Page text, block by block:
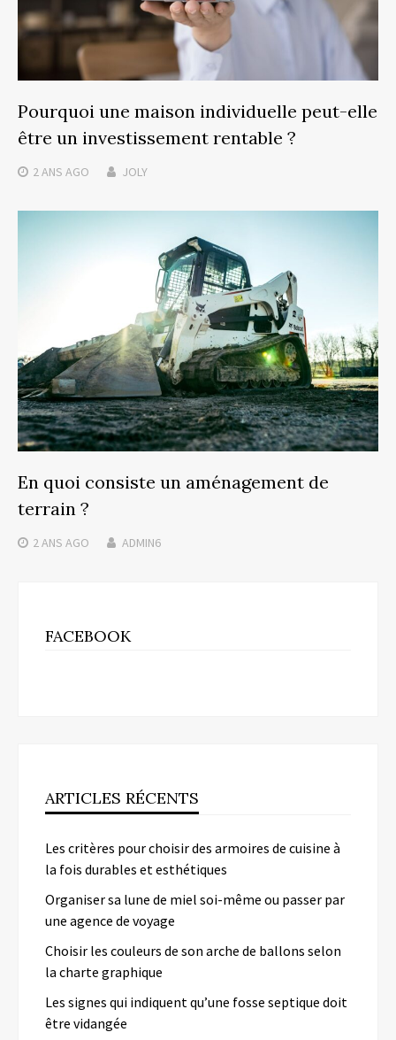
Pourquoi une maison individuelle peut-elle
être un investissement rentable ?
2 ANS AGO JOLY
En quoi consiste un aménagement de
terrain ?
2 ANS AGO ADMIN6
FACEBOOK
ARTICLES RÉCENTS
Les critères pour choisir des armoires de cuisine à
la fois durables et esthétiques
Organiser sa lune de miel soi-même ou passer par
une agence de voyage
Choisir les couleurs de son arche de ballons selon
la charte graphique
Les signes qui indiquent qu’une fosse septique doit
être vidangée